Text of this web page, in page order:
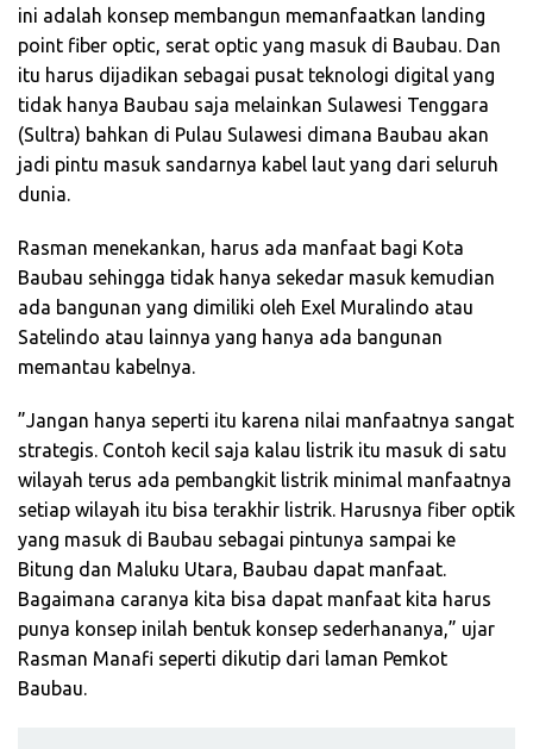
ini adalah konsep membangun memanfaatkan landing
point fiber optic, serat optic yang masuk di Baubau. Dan
itu harus dijadikan sebagai pusat teknologi digital yang
tidak hanya Baubau saja melainkan Sulawesi Tenggara
(Sultra) bahkan di Pulau Sulawesi dimana Baubau akan
jadi pintu masuk sandarnya kabel laut yang dari seluruh
dunia.
Rasman menekankan, harus ada manfaat bagi Kota
Baubau sehingga tidak hanya sekedar masuk kemudian
ada bangunan yang dimiliki oleh Exel Muralindo atau
Satelindo atau lainnya yang hanya ada bangunan
memantau kabelnya.
”Jangan hanya seperti itu karena nilai manfaatnya sangat
strategis. Contoh kecil saja kalau listrik itu masuk di satu
wilayah terus ada pembangkit listrik minimal manfaatnya
setiap wilayah itu bisa terakhir listrik. Harusnya fiber optik
yang masuk di Baubau sebagai pintunya sampai ke
Bitung dan Maluku Utara, Baubau dapat manfaat.
Bagaimana caranya kita bisa dapat manfaat kita harus
punya konsep inilah bentuk konsep sederhananya,” ujar
Rasman Manafi seperti dikutip dari laman Pemkot
Baubau.